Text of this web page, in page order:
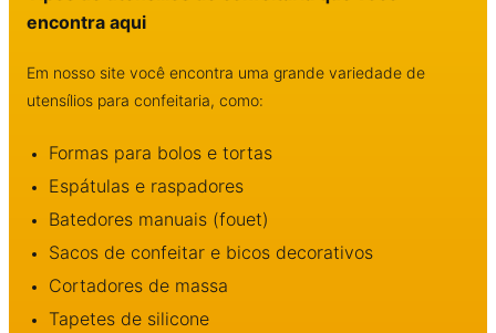
encontra aqui
Em nosso site você encontra uma grande variedade de
utensílios para confeitaria, como:
Formas para bolos e tortas
Espátulas e raspadores
Batedores manuais (fouet)
Sacos de confeitar e bicos decorativos
Cortadores de massa
Tapetes de silicone